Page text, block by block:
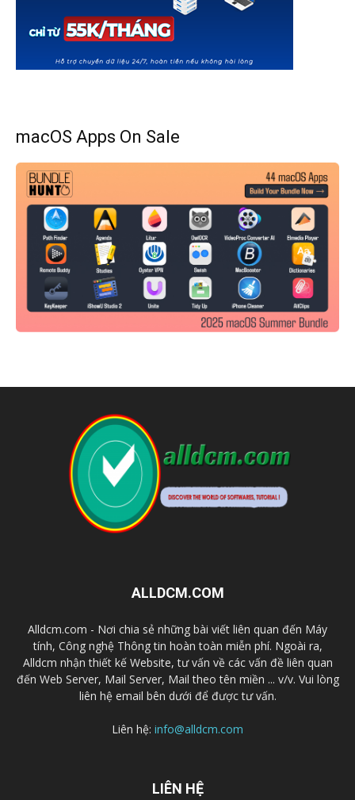
macOS Apps On Sale
ALLDCM.COM
Alldcm.com - Nơi chia sẻ những bài viết liên quan đến Máy
tính, Công nghệ Thông tin hoàn toàn miễn phí. Ngoài ra,
Alldcm nhận thiết kế Website, tư vấn về các vấn đề liên quan
đến Web Server, Mail Server, Mail theo tên miền ... v/v. Vui lòng
liên hệ email bên dưới để được tư vấn.
Liên hệ: info@alldcm.com
LIÊN HỆ